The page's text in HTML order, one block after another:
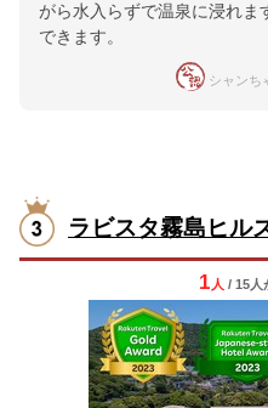
がら水入らずで温泉に浸れま
できます。
シャンち
ラビスタ霧島ヒル
1 人 / 15人